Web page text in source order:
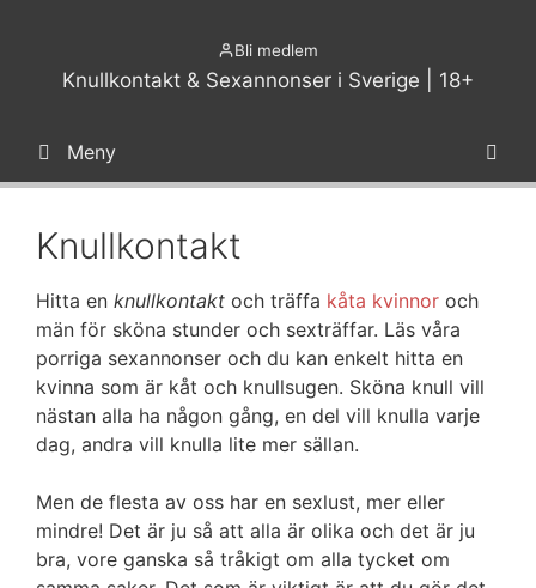
innehåll
Bli medlem
Knullkontakt & Sexannonser i Sverige | 18+
Meny
Knullkontakt
Hitta en knullkontakt och träffa kåta kvinnor och
män för sköna stunder och sexträffar. Läs våra
porriga sexannonser och du kan enkelt hitta en
kvinna som är kåt och knullsugen. Sköna knull vill
nästan alla ha någon gång, en del vill knulla varje
dag, andra vill knulla lite mer sällan.
Men de flesta av oss har en sexlust, mer eller
mindre! Det är ju så att alla är olika och det är ju
bra, vore ganska så tråkigt om alla tycket om